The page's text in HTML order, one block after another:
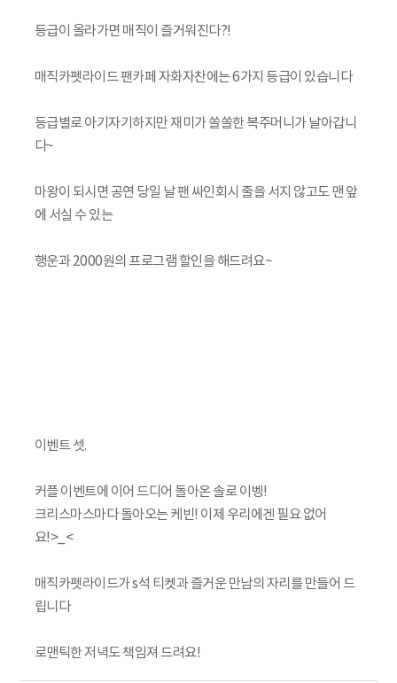
등급이 올라가면 매직이 즐거워진다?!
매직카펫라이드 팬카페 자화자찬에는 6가지 등급이 있습니다
등급별로 아기자기하지만 재미가 쏠쏠한 복주머니가 날아갑니
다~
마왕이 되시면 공연 당일 날 팬 싸인회시 줄을 서지 않고도 맨 앞
에 서실 수 있는
행운과 2000원의 프로그램 할인을 해드려요~
이벤트 셋.
커플 이벤트에 이어 드디어 돌아온 솔로 이벵!
크리스마스마다 돌아오는 케빈! 이제 우리에겐 필요 없어
요!>_<
매직카펫라이드가 s석 티켓과 즐거운 만남의 자리를 만들어 드
립니다
로맨틱한 저녁도 책임져 드려요!